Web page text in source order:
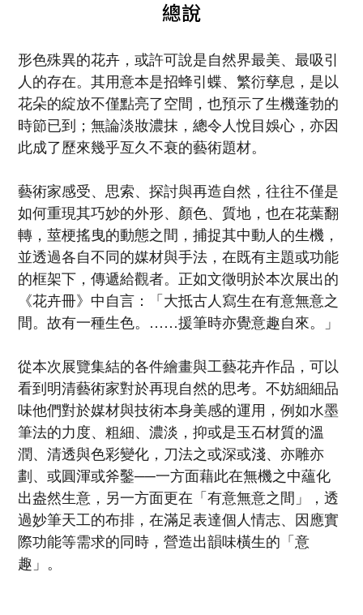
總說
形色殊異的花卉，或許可說是自然界最美、最吸引
人的存在。其用意本是招蜂引蝶、繁衍孳息，是以
花朵的綻放不僅點亮了空間，也預示了生機蓬勃的
時節已到；無論淡妝濃抹，總令人悅目娛心，亦因
此成了歷來幾乎亙久不衰的藝術題材。
藝術家感受、思索、探討與再造自然，往往不僅是
如何重現其巧妙的外形、顏色、質地，也在花葉翻
轉，莖梗搖曳的動態之間，捕捉其中動人的生機，
並透過各自不同的媒材與手法，在既有主題或功能
的框架下，傳遞給觀者。正如文徵明於本次展出的
《花卉冊》中自言：「大抵古人寫生在有意無意之
間。故有一種生色。……援筆時亦覺意趣自來。」
從本次展覽集結的各件繪畫與工藝花卉作品，可以
看到明清藝術家對於再現自然的思考。不妨細細品
味他們對於媒材與技術本身美感的運用，例如水墨
筆法的力度、粗細、濃淡，抑或是玉石材質的溫
潤、清透與色彩變化，刀法之或深或淺、亦雕亦
劃、或圓渾或斧鑿──一方面藉此在無機之中蘊化
出盎然生意，另一方面更在「有意無意之間」，透
過妙筆天工的布排，在滿足表達個人情志、因應實
際功能等需求的同時，營造出韻味橫生的「意
趣」。